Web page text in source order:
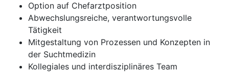
Option auf Chefarztposition
Abwechslungsreiche, verantwortungsvolle
Tätigkeit
Mitgestaltung von Prozessen und Konzepten in
der Suchtmedizin
Kollegiales und interdisziplinäres Team